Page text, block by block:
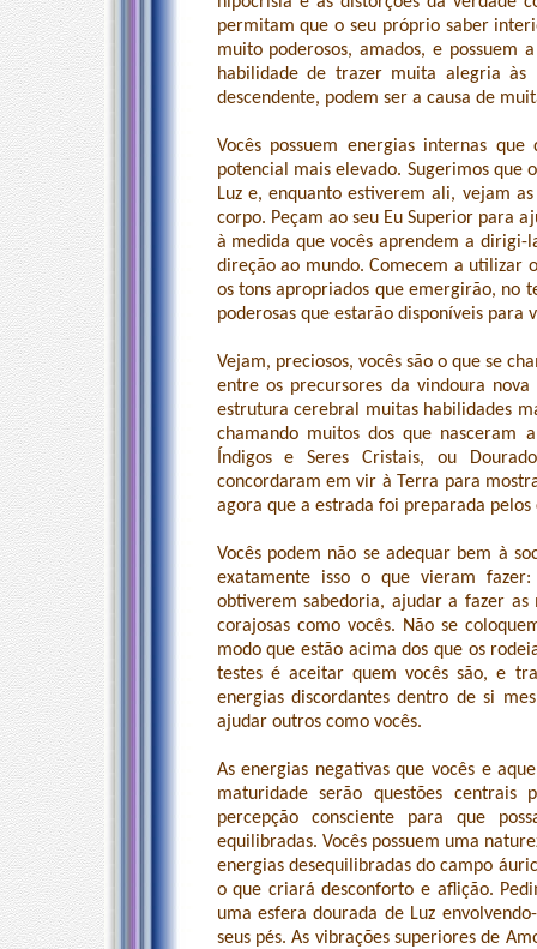
permitam que o seu próprio saber
muito poderosos, amados, e possuem
habilidade de trazer muita alegria às
descendente, podem ser a causa de
Vocês possuem energias internas
potencial mais elevado. Sugerimos que
Luz e, enquanto estiverem ali, vejam
corpo. Peçam ao seu Eu Superior para
à medida que vocês aprendem a dirigi-
direção ao mundo. Comecem a utilizar
os tons apropriados que emergirão, no
poderosas que estarão disponíveis para
Vejam, preciosos, vocês são o que se
entre os precursores da vindoura
estrutura cerebral muitas habilidades
chamando muitos dos que nasceram
Índigos e Seres Cristais, ou
concordaram em vir à Terra para
agora que a estrada foi preparada
Vocês podem não se adequar bem à
exatamente isso o que vieram
obtiverem sabedoria, ajudar a fazer as
corajosas como vocês. Não se
modo que estão acima dos que os
testes é aceitar quem vocês são, e
energias discordantes dentro de si
ajudar outros como vocês.
As energias negativas que vocês e
maturidade serão questões centrais
percepção consciente para que
equilibradas. Vocês possuem uma
energias desequilibradas do campo
o que criará desconforto e aflição.
uma esfera dourada de Luz
seus pés. As vibrações superiores de